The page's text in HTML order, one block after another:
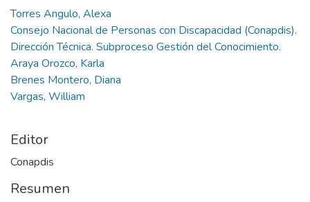
Torres Angulo, Alexa
Consejo Nacional de Personas con Discapacidad (Conapdis).
Dirección Técnica. Subproceso Gestión del Conocimiento.
Araya Orozco, Karla
Brenes Montero, Diana
Vargas, William
Editor
Conapdis
Resumen